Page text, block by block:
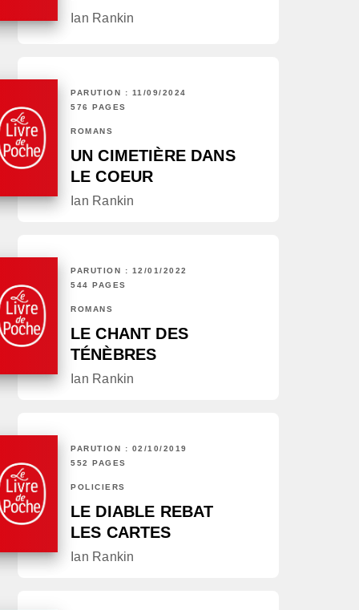
Ian Rankin
PARUTION : 11/09/2024
576 PAGES
ROMANS
UN CIMETIÈRE DANS
LE COEUR
Ian Rankin
PARUTION : 12/01/2022
544 PAGES
ROMANS
LE CHANT DES
TÉNÈBRES
Ian Rankin
PARUTION : 02/10/2019
552 PAGES
POLICIERS
LE DIABLE REBAT
LES CARTES
Ian Rankin